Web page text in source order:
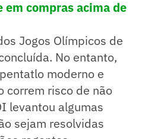
compras acima de
Jogos Olímpicos de
No entanto,
moderno e
correm risco de não
levantou algumas
sejam resolvidas